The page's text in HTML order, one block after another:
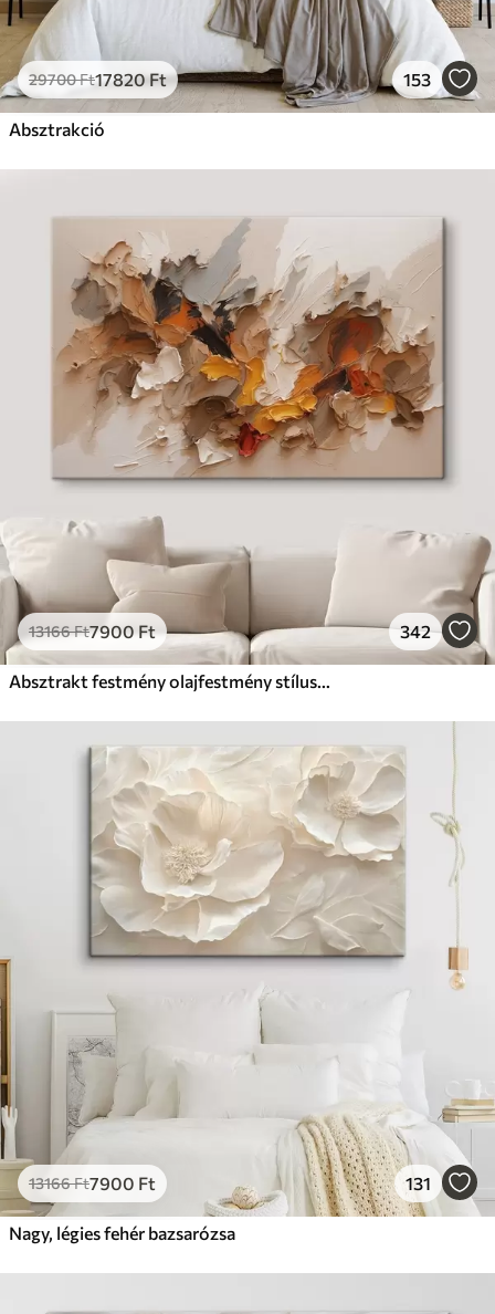
29700Ft17820Ft 153
Absztrakció
13166Ft7900Ft 342
Absztrakt festmény olajfestmény stílusban
13166Ft7900 Ft 131
Nagy, légies fehér bazsarózsa